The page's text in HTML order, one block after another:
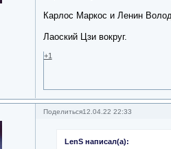
Карлос Маркос и Ленин
Лаоский Цзи вокруг.
+1
Поделиться12.04.22 22:33
LenS написал(а):